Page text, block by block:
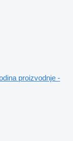
proizvodnje -